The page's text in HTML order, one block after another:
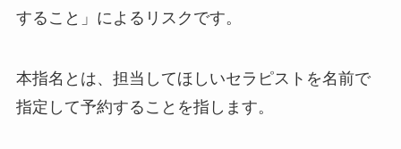
すること」によるリスクです。
本指名とは、担当してほしいセラピストを名前で
指定して予約することを指します。